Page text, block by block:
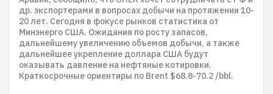
др. экспортерами в вопросах добычи на протяжении 10-
20 лет. Сегодня в фокусе рынков статистика от
Минэнерго США. Ожидания по росту запасов,
дальнейшему увеличению объемов добычи, а также
дальнейшее укрепление доллара США будут
оказывать давление на нефтяные котировки.
Краткосрочные ориентиры по Brent $68.8-70.2 /bbl.